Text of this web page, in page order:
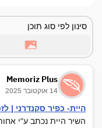
סינון לפי סוג תוכן
Memoriz Plus
14 אוקטובר 2025
היית- כפיר סקנדרני |
השיר היית נכתב ע"י